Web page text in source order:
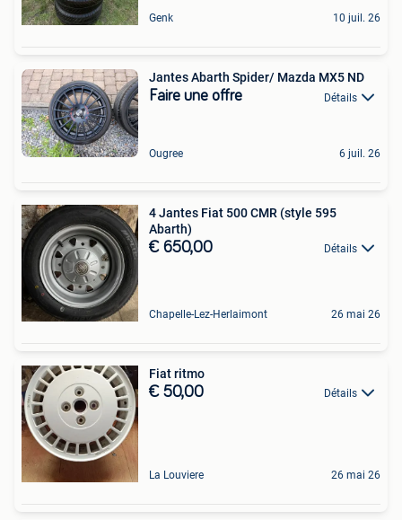
Genk 10 juil. 26
Jantes Abarth Spider/ Mazda MX5 ND
Faire une offre Détails
Ougree 6 juil. 26
4 Jantes Fiat 500 CMR (style 595
Abarth)
€ 650,00 Détails
Chapelle-Lez-Herlaimont 26 mai 26
Fiat ritmo
€ 50,00 Détails
La Louviere 26 mai 26